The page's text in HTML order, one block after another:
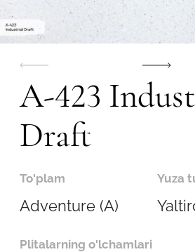
A-423
Draft
To'plam
Adventure (A)
Yuza
Plitalarning o'lchamlari